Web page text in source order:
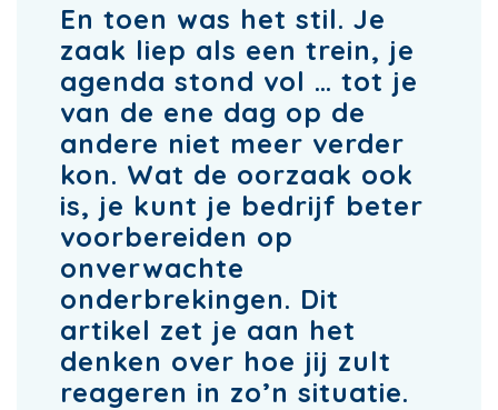
En toen was het stil. Je
zaak liep als een trein, je
agenda stond vol … tot je
van de ene dag op de
andere niet meer verder
kon. Wat de oorzaak ook
is, je kunt je bedrijf beter
voorbereiden op
onverwachte
onderbrekingen. Dit
artikel zet je aan het
denken over hoe jij zult
reageren in zo’n situatie.